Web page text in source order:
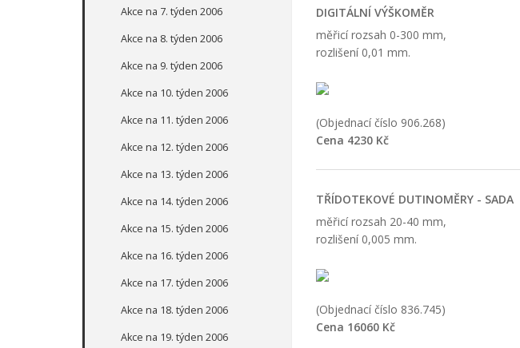
Akce na 7. týden 2006
Akce na 8. týden 2006
Akce na 9. týden 2006
Akce na 10. týden 2006
Akce na 11. týden 2006
Akce na 12. týden 2006
Akce na 13. týden 2006
Akce na 14. týden 2006
Akce na 15. týden 2006
Akce na 16. týden 2006
Akce na 17. týden 2006
Akce na 18. týden 2006
Akce na 19. týden 2006
DIGITÁLNÍ VÝŠKOMĚR
měřicí rozsah 0-300 mm,
rozlišení 0,01 mm.
(Objednací číslo 906.268)
Cena 4230 Kč
TŘÍDOTEKOVÉ DUTINOMĚRY - SADA
měřicí rozsah 20-40 mm,
rozlišení 0,005 mm.
(Objednací číslo 836.745)
Cena 16060 Kč